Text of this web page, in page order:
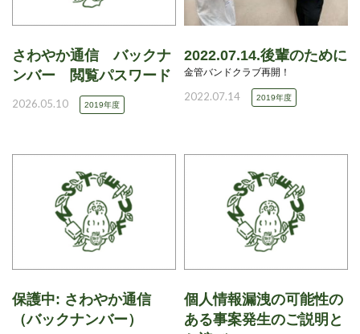
さわやか通信 バックナ
ンバー 閲覧パスワード
2026.05.10 2019年度
2022.07.14.後輩のために
金管バンドクラブ再開！
2022.07.14 2019年度
保護中: さわやか通信
（バックナンバー）
個人情報漏洩の可能性の
ある事案発生のご説明と